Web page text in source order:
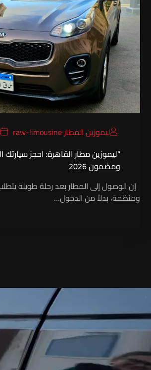
ليموزين المطار raw-limousine
“ليموزين مطار القاهرة: احجز سيارتك
ومضمون 2026
إن الوصول إلى المطار بعد رحلة طويلة
ومنظمة، بدلاً من الدخول…